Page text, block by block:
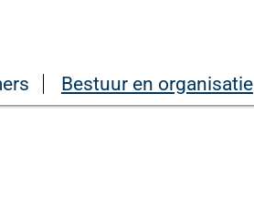
Bestuur en organisatie